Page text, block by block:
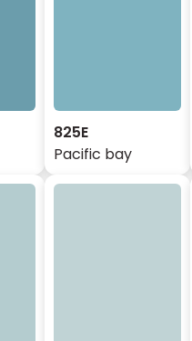
825E
Pacific bay